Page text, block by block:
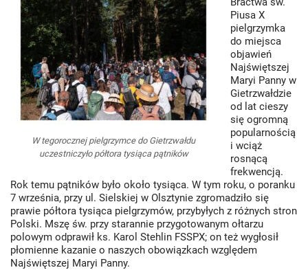
W tegorocznej pielgrzymce do Gietrzwałdu
uczestniczyło półtora tysiąca pątników
Piusa X
pielgrzymka
do miejsca
objawień
Najświętszej
Maryi Panny w
Gietrzwałdzie
od lat cieszy
się ogromną
popularnością
i wciąż
rosnącą
frekwencją.
Rok temu pątników było około tysiąca. W tym roku, o poranku
7 września, przy ul. Sielskiej w Olsztynie zgromadziło się
prawie półtora tysiąca pielgrzymów, przybyłych z różnych stron
Polski. Mszę św. przy starannie przygotowanym ołtarzu
polowym odprawił ks. Karol Stehlin FSSPX; on też wygłosił
płomienne kazanie o naszych obowiązkach względem
Najświętszej Maryi Panny.